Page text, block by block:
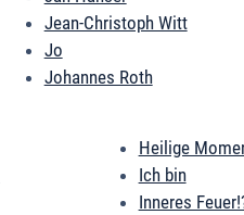
Jean-Christoph Witt
Jo
Johannes Roth
Heilige
Ich bin
Inneres